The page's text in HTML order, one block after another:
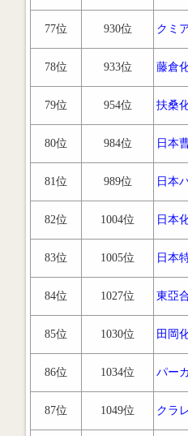
77位 930位 クミ
78位 933位 藤倉
79位 954位 扶桑
80位 984位 日本
81位 989位 日本
82位 1004位 日本
83位 1005位 日本
84位 1027位 東亞
85位 1030位 田岡
86位 1034位 パー
87位 1049位 クラ